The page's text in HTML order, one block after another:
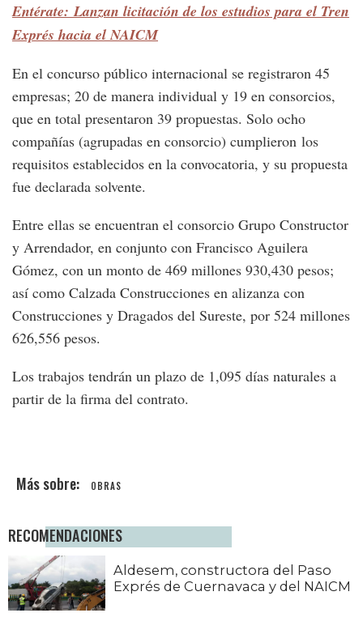
Entérate: Lanzan licitación de los estudios para el Tren
Exprés hacia el NAICM
En el concurso público internacional se registraron 45
empresas; 20 de manera individual y 19 en consorcios,
que en total presentaron 39 propuestas. Solo ocho
compañías (agrupadas en consorcio) cumplieron los
requisitos establecidos en la convocatoria, y su propuesta
fue declarada solvente.
Entre ellas se encuentran el consorcio Grupo Constructor
y Arrendador, en conjunto con Francisco Aguilera
Gómez, con un monto de 469 millones 930,430 pesos;
así como Calzada Construcciones en alizanza con
Construcciones y Dragados del Sureste, por 524 millones
626,556 pesos.
Los trabajos tendrán un plazo de 1,095 días naturales a
partir de la firma del contrato.
OBRAS
RECOMENDACIONES
Aldesem, constructora del Paso
Exprés de Cuernavaca y del NAICM